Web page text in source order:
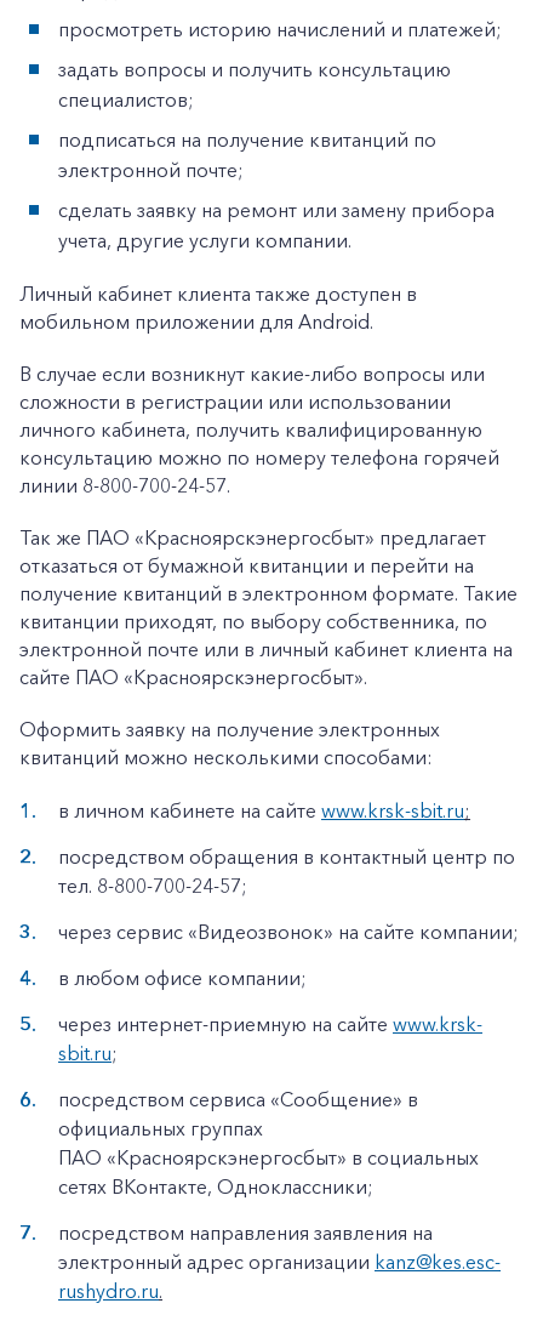
+7-800-700-24-57
Частным клиентам
Корпоративным клиентам
просмотреть историю начислений и платежей;
задать вопросы и получить консультацию
специалистов;
подписаться на получение квитанций по
электронной почте;
сделать заявку на ремонт или замену прибора
учета, другие услуги компании.
Личный кабинет клиента также доступен в
мобильном приложении для Android.
В случае если возникнут какие-либо вопросы или
сложности в регистрации или использовании
личного кабинета, получить квалифицированную
консультацию можно по номеру телефона горячей
линии 8-800-700-24-57.
Так же ПАО «Красноярскэнергосбыт» предлагает
отказаться от бумажной квитанции и перейти на
получение квитанций в электронном формате. Такие
квитанции приходят, по выбору собственника, по
электронной почте или в личный кабинет клиента на
сайте ПАО «Красноярскэнергосбыт».
Оформить заявку на получение электронных
квитанций можно несколькими способами:
в личном кабинете на сайте www.krsk-sbit.ru;
посредством обращения в контактный центр по
тел. 8-800-700-24-57;
через сервис «Видеозвонок» на сайте компании;
в любом офисе компании;
через интернет-приемную на сайте www.krsk-
sbit.ru;
посредством сервиса «Сообщение» в
официальных группах
ПАО «Красноярскэнергосбыт» в социальных
сетях ВКонтакте, Одноклассники;
посредством направления заявления на
электронный адрес организации kanz@kes.esc-
rushydro.ru.